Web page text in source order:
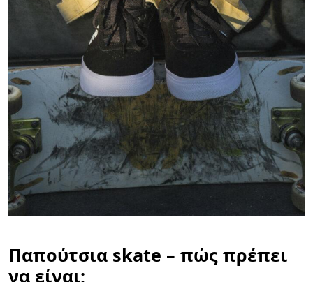
Παπούτσια skate – πώς πρέπει
να είναι;